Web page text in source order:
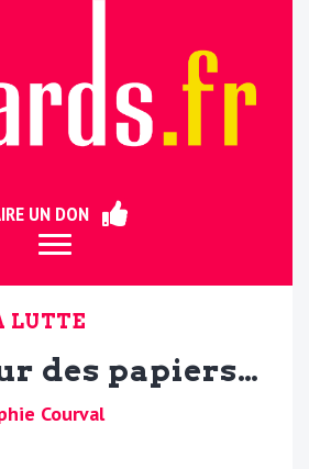
UN DON
LUTTE
des papiers…
Courval